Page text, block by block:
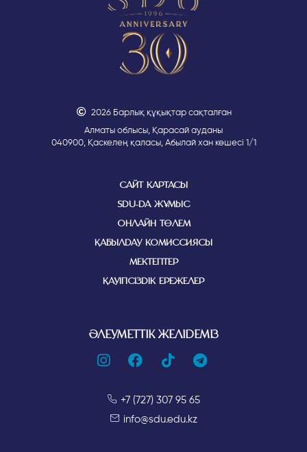
2026 Барлық құқықтар сақталған
Алматы облысы, Қарасай ауданы
040900, Қаскелең қаласы, Абылай хан көшесі 1/1
САЙТ КАРТАСЫ
SDU-ДА ЖҰМЫС
ОНЛАЙН ТӨЛЕМ
ҚАБЫЛДАУ КОМИССИЯСЫ
МЕКТЕПТЕР
ҚАУІПСІЗДІК ЕРЕЖЕЛЕР
ӘЛЕУМЕТТІК ЖЕЛІДЕМІЗ
+7 (727) 307 95 65
info@sdu.edu.kz